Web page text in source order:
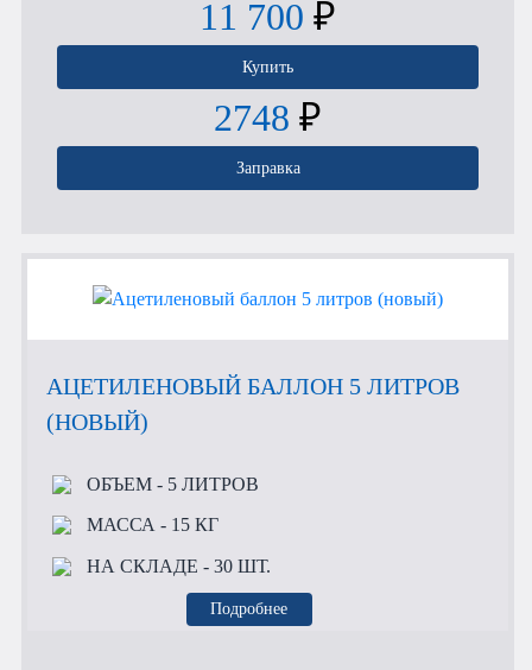
11 700 ₽
Купить
2748 ₽
Заправка
АЦЕТИЛЕНОВЫЙ БАЛЛОН 5 ЛИТРОВ
(НОВЫЙ)
ОБЪЕМ- 5 ЛИТРОВ
МАССА - 15 КГ
НА СКЛАДЕ - 30 ШТ.
Подробнее